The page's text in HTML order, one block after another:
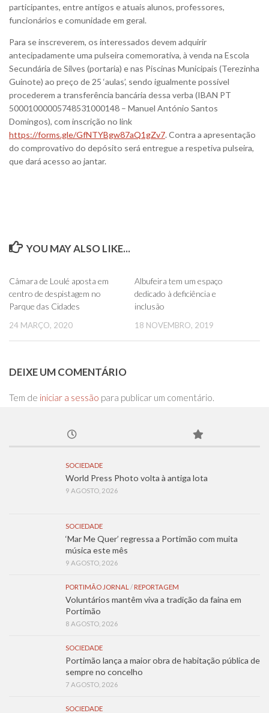
participantes, entre antigos e atuais alunos, professores,
funcionários e comunidade em geral.
Para se inscreverem, os interessados devem adquirir
antecipadamente uma pulseira comemorativa, à venda na Escola
Secundária de Silves (portaria) e nas Piscinas Municipais (Terezinha
Guinote) ao preço de 25 ‘aulas’, sendo igualmente possível
procederem a transferência bancária dessa verba (IBAN PT
50001000005748531000148 – Manuel António Santos
Domingos), com inscrição no link
https://forms.gle/GfNTYBgw87aQ1gZv7. Contra a apresentação
do comprovativo do depósito será entregue a respetiva pulseira,
que dará acesso ao jantar.
YOU MAY ALSO LIKE...
Câmara de Loulé aposta em
centro de despistagem no
Parque das Cidades
24 MARÇO, 2020
Albufeira tem um espaço
dedicado à deficiência e
inclusão
18 NOVEMBRO, 2019
DEIXE UM COMENTÁRIO
Tem de iniciar a sessão para publicar um comentário.
SOCIEDADE
World Press Photo volta à antiga lota
9 AGOSTO, 2026
SOCIEDADE
‘Mar Me Quer’ regressa a Portimão com muita
música este mês
9 AGOSTO, 2026
PORTIMÃO JORNAL / REPORTAGEM
Voluntários mantêm viva a tradição da faina em
Portimão
8 AGOSTO, 2026
SOCIEDADE
Portimão lança a maior obra de habitação pública de
sempre no concelho
7 AGOSTO, 2026
SOCIEDADE